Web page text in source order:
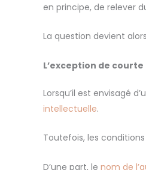
en principe, de relever
La question devient
L’exception de
Lorsqu’il est envisagé
intellectuelle.
Toutefois, les
D’une part, le nom de